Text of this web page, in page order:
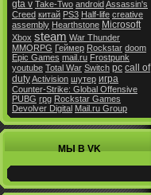
gta v Take-Two androidAssassin's
Creed китай PS3 Half-life creative
assembly Hearthstone Microsoft
Xbox steam War Thunder
MMORPG Геймер Rockstar doom
Epic Games mail.ru Frostpunk
youtube Total War Switch pc call of
dutyActivision шутер игра
Counter-Strike: Global Offensive
PUBG rpg Rockstar Games
Devolver Digital Mail.ru Group
МЫ В VK